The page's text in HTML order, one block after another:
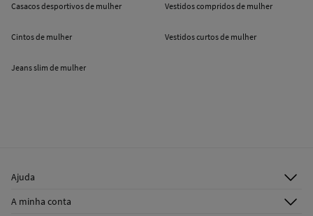
Casacos desportivos de mulher
Cintos de mulher
Jeans slim de mulher
Vestidos compridos de mulher
Vestidos curtos de mulher
Ajuda
A minha conta